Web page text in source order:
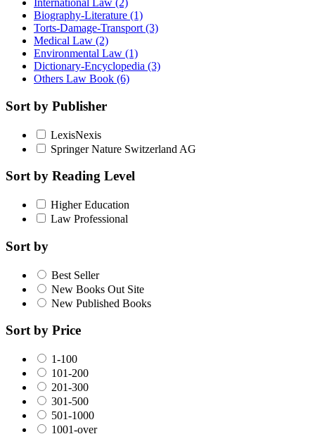
International Law (2)
Biography-Literature (1)
Torts-Damage-Transport (3)
Medical Law (2)
Environmental Law (1)
Dictionary-Encyclopedia (3)
Others Law Book (6)
Sort by Publisher
LexisNexis
Springer Nature Switzerland AG
Sort by Reading Level
Higher Education
Law Professional
Sort by
Best Seller
New Books Out Site
New Published Books
Sort by Price
1-100
101-200
201-300
301-500
501-1000
1001-over